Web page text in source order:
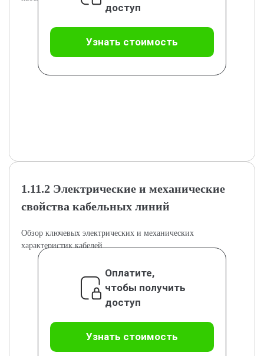
доступ
Узнать стоимость
1.11.2 Электрические и механические
свойства кабельных линий
Обзор ключевых электрических и механических
характеристик кабелей.
Оплатите,
чтобы получить
доступ
Узнать стоимость